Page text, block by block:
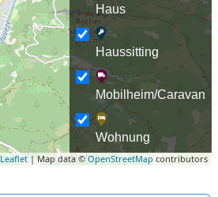
Leaflet| Map data ©OpenStreetMap contributors
Haus
Haussitting
Mobilheim/Caravan
Wohnung